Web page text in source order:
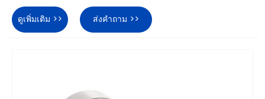
ดูเพิ่มเติม >> ส่งคำถาม >>